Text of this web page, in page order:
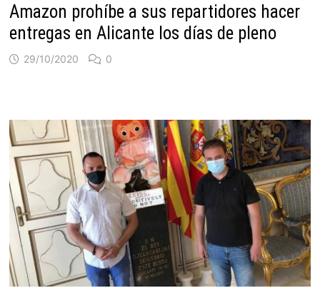
Amazon prohíbe a sus repartidores hacer
entregas en Alicante los días de pleno
29/10/2020 0